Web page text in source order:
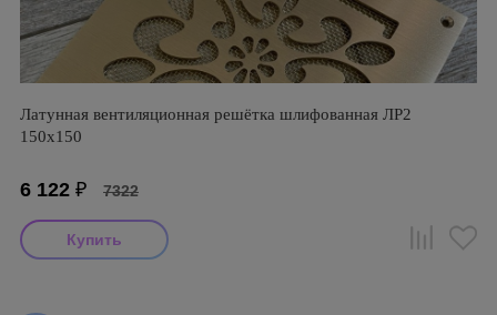
Латунная вентиляционная решётка шлифованная ЛР2
150х150
6 122 ₽ 7322